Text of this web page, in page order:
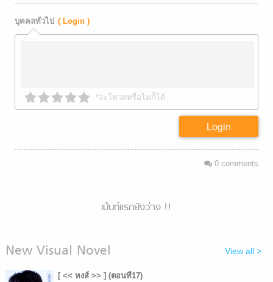
บุคคลทั่วไป ( Login )
*จะโหวตหรือไม่ก็ได้
Login
0comments
เม้นท์แรกยังว่าง !!
New Visual Novel View all >
[ << หงส์ >> ] (ตอนที17)